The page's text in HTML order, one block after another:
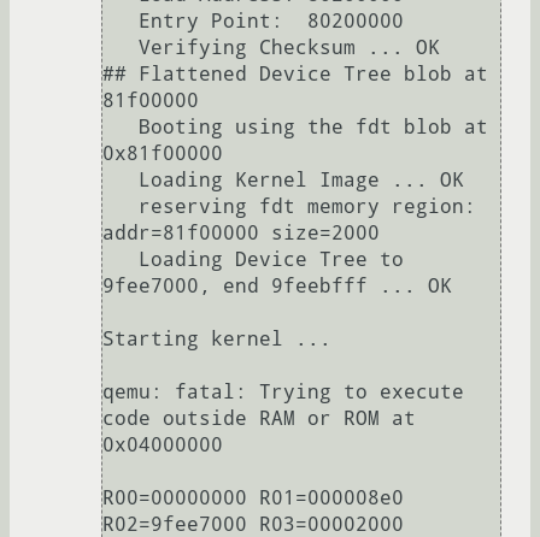
## Flattened Device Tree blob at
81f00000
0x81f00000
addr=81f00000 size=2000
9fee7000, end 9feebfff ... OK
Starting kernel ...
qemu: fatal: Trying to execute
code outside RAM or ROM at
0x04000000
R00=00000000 R01=000008e0
R02=9fee7000 R03=00002000